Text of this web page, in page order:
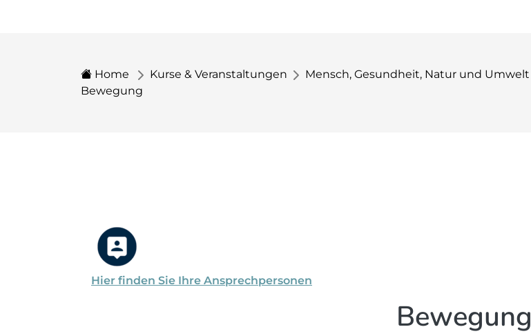
Home Kurse & Veranstaltungen Mensch, Gesundheit, Natur und Umwelt
Bewegung
Hier finden Sie Ihre Ansprechpersonen
Bewegung